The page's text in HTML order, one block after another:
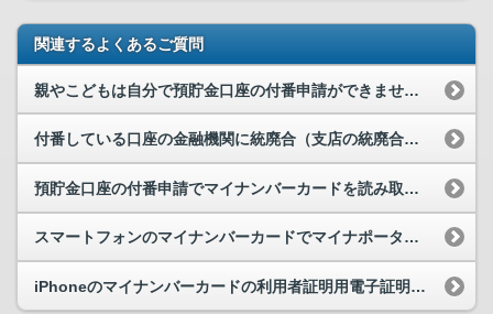
関連するよくあるご質問
親やこどもは自分で預貯金口座の付番申請ができません。代わりに預貯金口座の付番申請手続をしても良...
付番している口座の金融機関に統廃合（支店の統廃合を含む）があることがわかりました。どうすればよ...
預貯金口座の付番申請でマイナンバーカードを読み取ったところ「ログイン時と異なるマイナンバーカー...
スマートフォンのマイナンバーカードでマイナポータルにログインし、地方公共団体に対する電子申請を...
iPhoneのマイナンバーカードの利用者証明用電子証明書の暗証番号とは何ですか。